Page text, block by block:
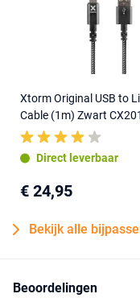
Xtorm Original USB to
Cable (1m) Zwart
Direct leverbaar
€ 24,95
Bekijk alle
Beoordelingen